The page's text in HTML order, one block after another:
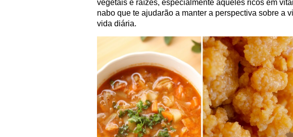
vegetais e raízes, especialmente aqueles ricos em
nabo que te ajudarão a manter a perspectiva sobre a
vida diária.